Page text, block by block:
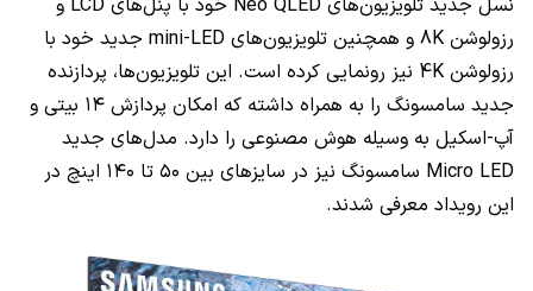
نسل جدید تلویزیون‌های Neo QLED خود با پنل‌های LCD و
رزولوشن 8K و همچنین تلویزیون‌های mini-LED جدید خود با
رزولوشن 4K نیز رونمایی کرده است. این تلویزیون‌ها، پردازنده
جدید سامسونگ را به همراه داشته که امکان پردازش ۱۴ بیتی و
آپ-اسکیل به وسیله هوش مصنوعی را دارد. مدل‌های جدید
Micro LED
سامسونگ نیز در سایز‌های بین ۵۰ تا ۱۴۰ اینچ در
این رویداد معرفی شدند.